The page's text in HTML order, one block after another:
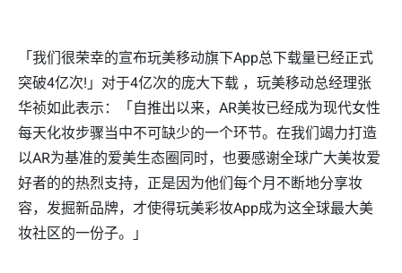
「我们很荣幸的宣布玩美移动旗下App总下载量已经正式
突破4亿次!」对于4亿次的庞大下载 ，玩美移动总经理张
华祯如此表示：「自推出以来，AR美妆已经成为现代女性
每天化妆步骤当中不可缺少的一个环节。在我们竭力打造
以AR为基准的爱美生态圈同时，也要感谢全球广大美妆爱
好者的的热烈支持，正是因为他们每个月不断地分享妆
容，发掘新品牌，才使得玩美彩妆App成为这全球最大美
妆社区的一份子。」